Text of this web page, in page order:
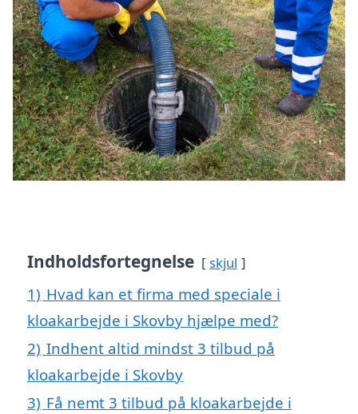
Indholdsfortegnelse skjul
1) Hvad kan et firma med speciale i
kloakarbejde i Skovby hjælpe med?
2) Indhent altid mindst 3 tilbud på
kloakarbejde i Skovby
3) Få nemt 3 tilbud på kloakarbejde i